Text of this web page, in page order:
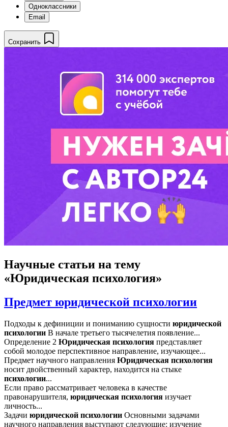
Одноклассники
Email
Сохранить
Научные статьи на тему
«Юридическая психология»
Предмет юридической психологии
Подходы к дефиниции и пониманию сущности юридической
психологии В начале третьего тысячелетия появление...
Определение 2 Юридическая психология представляет
собой молодое перспективное направление, изучающее...
Предмет научного направления Юридическая психология
носит двойственный характер, находится на стыке
психологии...
Если право рассматривает человека в качестве
правонарушителя, юридическая психология изучает
личность...
Задачи юридической психологии Основными задачами
научного направления выступают следующие: изучение